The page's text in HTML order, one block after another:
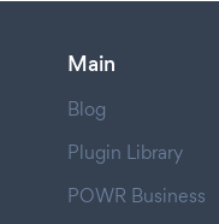
Main
Blog
Plugin Library
POWR Business